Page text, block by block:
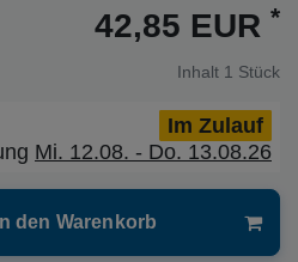
42,85 EUR *
Inhalt 1 Stück
Im Zulauf
Mi. 12.08. - Do. 13.08.26
In den Warenkorb